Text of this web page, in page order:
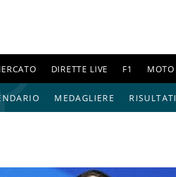
DIRETTE LIVE F1 MOTO
MEDAGLIERE RISULTATI